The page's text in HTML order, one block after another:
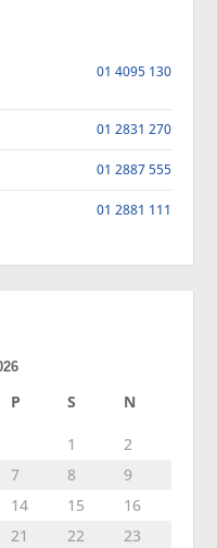
01 4095 130
01 2831 270
01 2887 555
01 2881 111
P S N
1
2
7 8
9
14 15
16
21 22
23